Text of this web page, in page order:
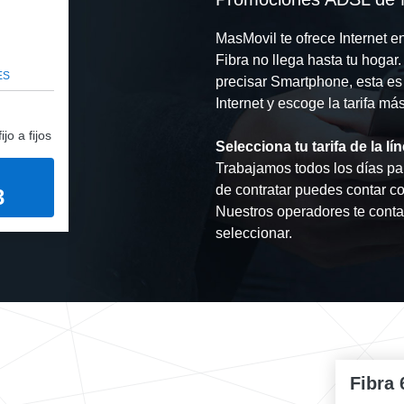
a fijos
MasMovil te ofrece Internet
Fibra no llega hasta tu
precisar Smartphone, esta
Internet y escoge la tarifa
Selecciona tu tarifa de la
Trabajamos todos los días
de contratar puedes contar
Nuestros operadores te
seleccionar.
Fibra